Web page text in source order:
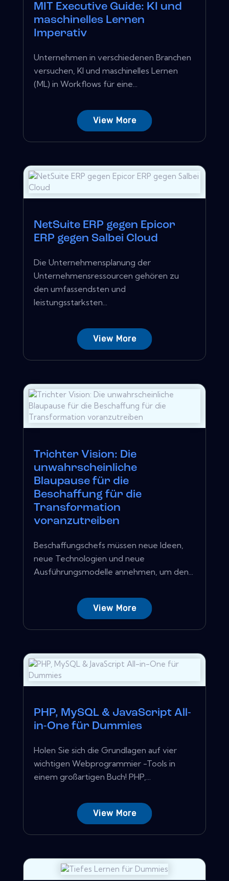
MIT Executive Guide: KI und
maschinelles Lernen
Imperativ
Unternehmen in verschiedenen Branchen
versuchen, KI und maschinelles Lernen
(ML) in Workflows für eine...
View More
NetSuite ERP gegen Epicor
ERP gegen Salbei Cloud
Die Unternehmensplanung der
Unternehmensressourcen gehören zu
den umfassendsten und
leistungsstarksten...
View More
Trichter Vision: Die
unwahrscheinliche
Blaupause für die
Beschaffung für die
Transformation
voranzutreiben
Beschaffungschefs müssen neue Ideen,
neue Technologien und neue
Ausführungsmodelle annehmen, um den...
View More
PHP, MySQL & JavaScript All-
in-One für Dummies
Holen Sie sich die Grundlagen auf vier
wichtigen Webprogrammier -Tools in
einem großartigen Buch! PHP,...
View More